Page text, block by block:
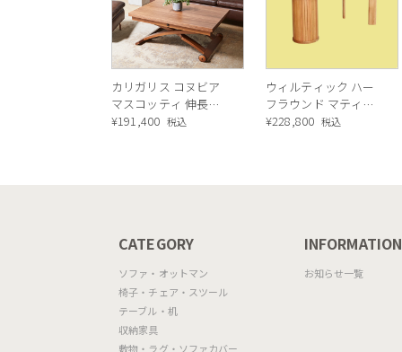
カリガリス コヌビア
マスコッティ 伸長・
昇降式テーブル ／
¥191,400 税込
ウィルティック ハー
フラウンド マティエ
ラ塗装 ダイニングテ
¥228,800 税込
CATEGORY
ソファ・オットマン
椅子・チェア・スツール
テーブル・机
収納家具
敷物・ラグ・ソファカバー
INFORMATION
お知らせ一覧